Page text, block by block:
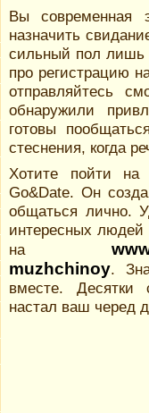
Вы современная
назначить
сильный пол лишь
про регистрацию
отправляйтесь
обнаружили
готовы
стеснения, когда
Хотите пойти на
Go&Date. Он
общаться лично.
интересных людей
на
muzhchinoy.
вместе. Десятки
настал ваш черед